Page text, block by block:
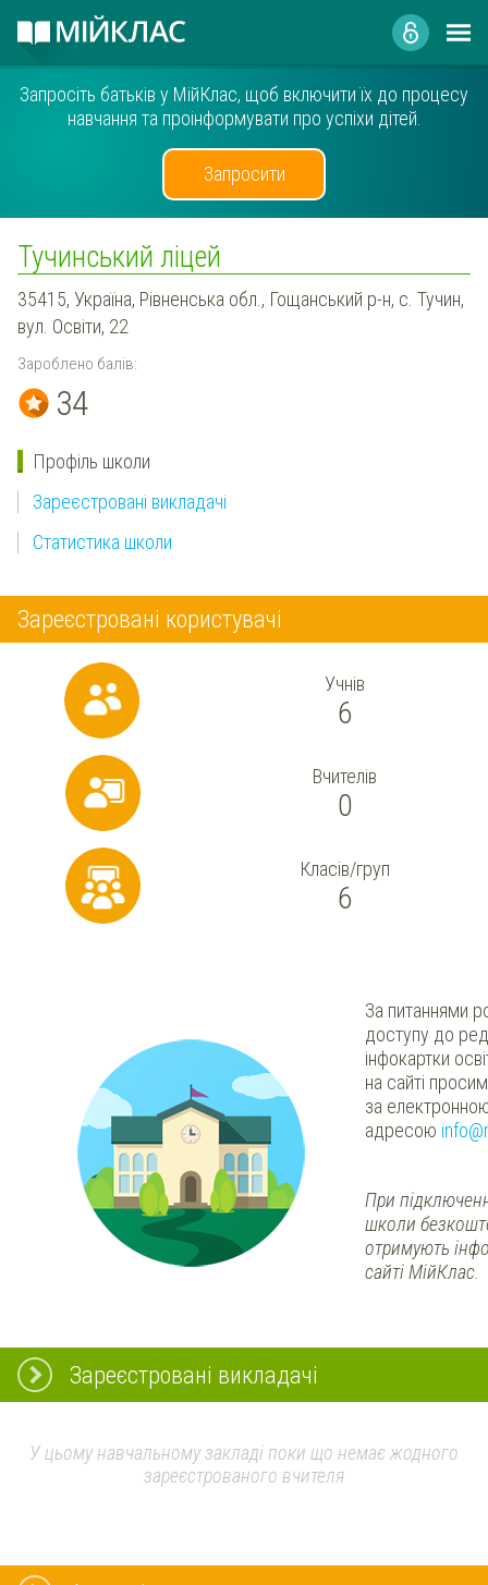
Запросіть батьків у МійКлас, щоб включити їх до процесу
навчання та проінформувати про успіхи дітей.
Запросити
Тучинський ліцей
35415, Україна, Рівненська обл., Гощанський р-н, с. Тучин,
вул. Освіти, 22
Зароблено балів:
34
Профіль школи
Зареєстровані викладачі
Статистика школи
Зареєстровані користувачі
Учнів
6
Вчителів
0
Класів/груп
6
За питаннями
доступу до
інфокартки
на сайті
за
адресою
При
школи
отримують
сайті МійКлас.
Зареєстровані викладачі
У цьому навчальному закладі поки що немає жодного
зареєстрованого вчителя